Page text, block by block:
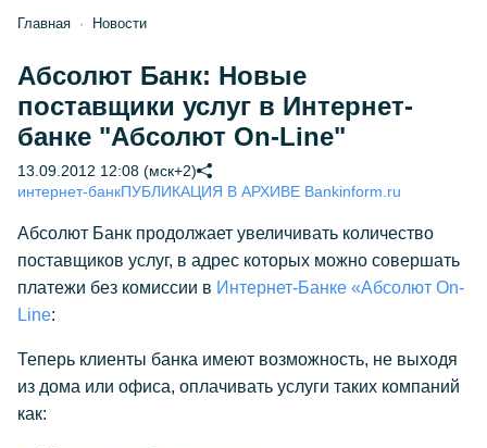
Главная Новости
Абсолют Банк: Новые
поставщики услуг в Интернет-
банке "Абсолют On-Line"
13.09.2012 12:08 (мск+2)
интернет-банкПУБЛИКАЦИЯ В АРХИВЕ Bankinform.ru
Абсолют Банк продолжает увеличивать количество
поставщиков услуг, в адрес которых можно совершать
платежи без комиссии в Интернет-Банке «Абсолют On-
Line:
Теперь клиенты банка имеют возможность, не выходя
из дома или офиса, оплачивать услуги таких компаний
как: